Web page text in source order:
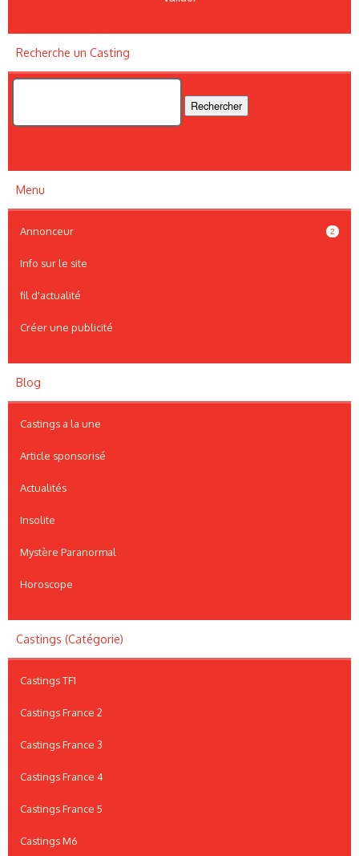
Recherche un Casting
Menu
Annonceur 2
Info sur le site
fil d'actualité
Créer une publicité
Blog
Castings a la une
Article sponsorisé
Actualités
Insolite
Mystère Paranormal
Horoscope
Castings (Catégorie)
Castings TF1
Castings France 2
Castings France 3
Castings France 4
Castings France 5
Castings M6